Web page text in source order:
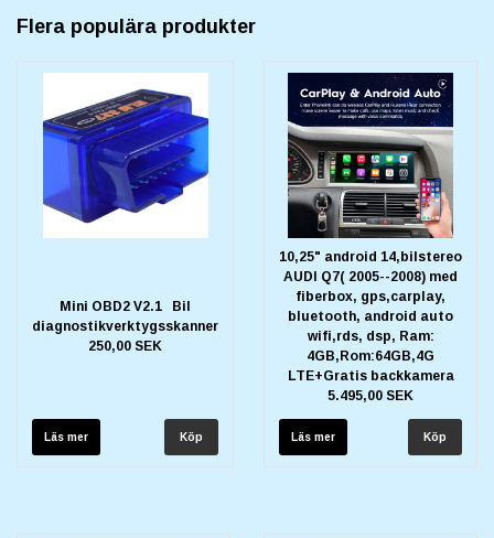
Flera populära produkter
Mini OBD2 V2.1 Bil
diagnostikverktygsskanner
250,00 SEK
Läs mer
10,25" android 14,bilstereo
AUDI Q7( 2005--2008) med
fiberbox, gps,carplay,
bluetooth, android auto
wifi,rds, dsp, Ram:
4GB,Rom:64GB,4G
LTE+Gratis backkamera
5.495,00 SEK
Läs mer